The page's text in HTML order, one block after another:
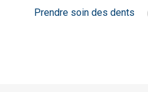
Prendre soin des dents